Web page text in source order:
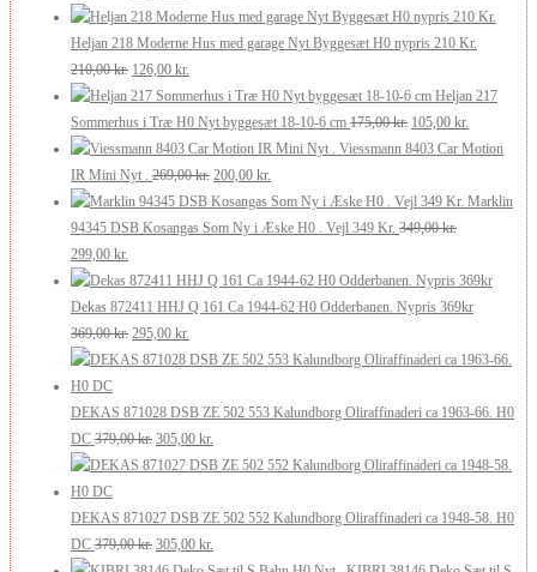
250,00 kr..200,00 kr..
oprindelige
pris
var:
250,00 kr..
aktuelle
pris
200,00 kr..
Heljan 218 Moderne Hus med garage Nyt Byggesæt H0 nypris 210 Kr.
210,00kr. Den
oprindelige
pris
var:
210,00 kr..
126,00 kr.
aktuelle
pris
er:
126,00 kr..
Heljan 217
Sommerhus i Træ H0 Nyt byggesæt 18-10-6 cm 175,00kr. Den
oprindelige
var:
175,00 kr..
105,00 kr.
aktuelle
er:
105,00 kr..
Viessmann 8403 Car Motion
IR Mini Nyt .
269,00kr. Den
oprindelige
pris
269,00 kr..
200,00 kr.
aktuelle
pris
200,00 kr..
Marklin
94345 DSB Kosangas Som Ny i Æske H0 . Vejl 349 Kr. 349,00kr.
Den
oprindelige
pris
var:
349,00 kr..
299,00 kr.
aktuelle
pris
er:
299,00 kr..
Dekas 872411 HHJ Q 161 Ca 1944-62 H0 Odderbanen. Nypris 369kr
369,00kr. Den
oprindelige
var:
369,00 kr..
295,00 kr.
aktuelle
er:
295,00 kr..
DEKAS 871028 DSB ZE 502 553 Kalundborg Oliraffinaderi ca 1963-66. H0
DC 379,00kr. Den
oprindelige
var:
379,00 kr..
305,00 kr.
aktuelle
er:
DEKAS 871027 DSB ZE 502 552 Kalundborg Oliraffinaderi ca 1948-58. H0
DC 379,00kr. Den
305,00 kr.